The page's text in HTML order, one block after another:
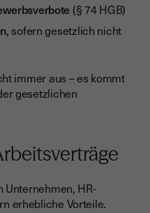
(§ 74 HGB)
, sofern gesetzlich nicht
immer aus – es kommt
gesetzlichen
HR-
erhebliche Vorteile.